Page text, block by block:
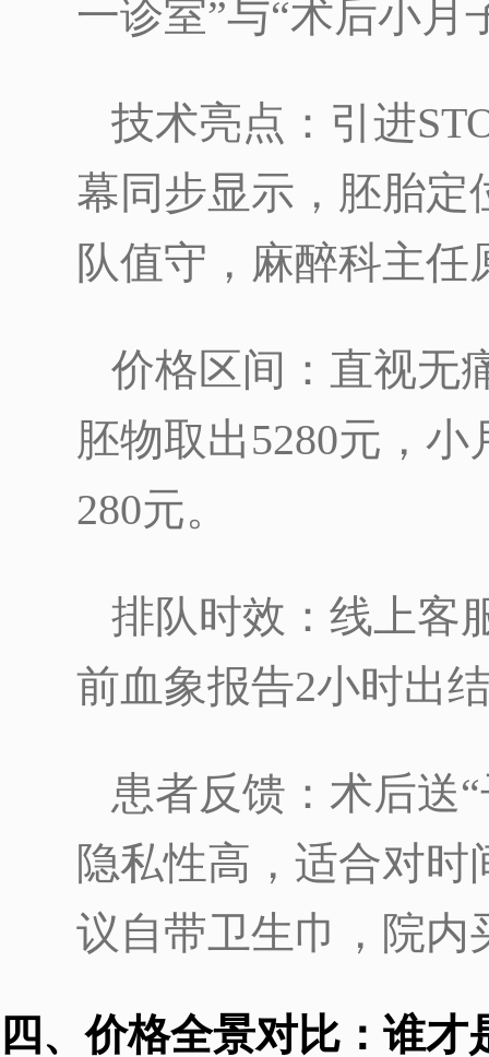
一诊室”与“术后小月
技术亮点：引进
幕同步显示，胚胎定
队值守，麻醉科主
价格区间：直视无
胚物取出5280元，
280元。
排队时效：线上客
前血象报告2小时出
患者反馈：术后送
隐私性高，适合对
议自带卫生巾，院内
四、价格全景对比：谁才